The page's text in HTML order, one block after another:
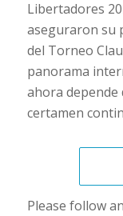
Libertadores
aseguraron su
del Torneo
panorama
ahora depende
certamen
Please follow